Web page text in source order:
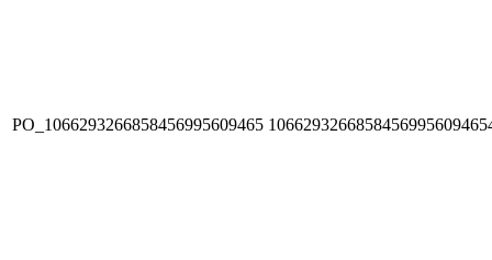
PO_1066293266858456995609465